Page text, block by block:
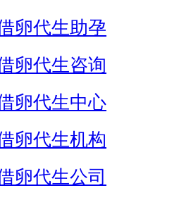
卵代生助孕
卵代生咨询
卵代生中心
卵代生机构
卵代生公司